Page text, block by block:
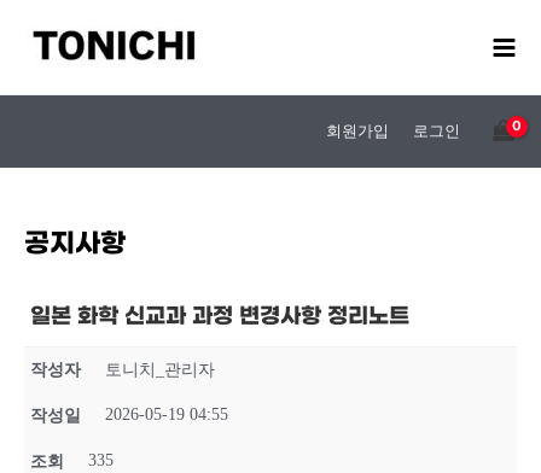
로
뛰
회원가입 로그인
공지사항
일본 화학 신교과 과정 변경사항 정리노트
작성자 토니치_관리자
작성일 2026-05-19 04:55
조회 335